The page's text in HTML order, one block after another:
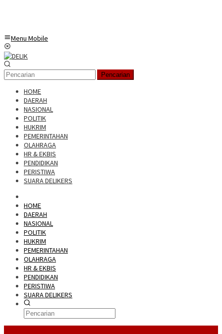
Menu Mobile
Pencarian
HOME
DAERAH
NASIONAL
POLITIK
HUKRIM
PEMERINTAHAN
OLAHRAGA
HR & EKBIS
PENDIDIKAN
PERISTIWA
SUARA DELIKERS
HOME
DAERAH
NASIONAL
POLITIK
HUKRIM
PEMERINTAHAN
OLAHRAGA
HR & EKBIS
PENDIDIKAN
PERISTIWA
SUARA DELIKERS